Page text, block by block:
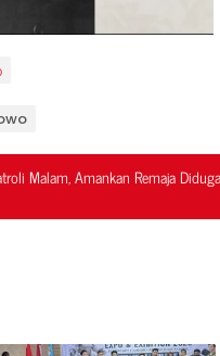
Malam, Amankan Remaja